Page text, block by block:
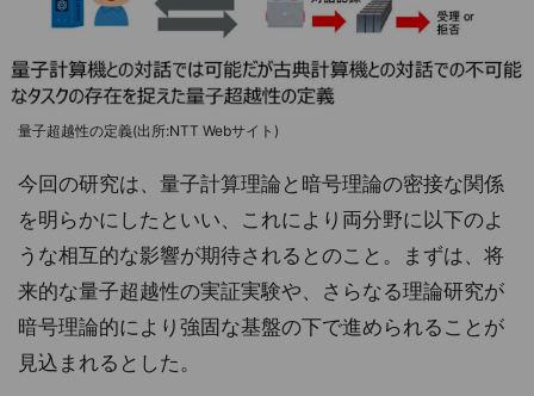
量子超越性の定義(出所:NTT Webサイト)
今回の研究は、量子計算理論と暗号理論の密接な関係
を明らかにしたといい、これにより両分野に以下のよ
うな相互的な影響が期待されるとのこと。まずは、将
来的な量子超越性の実証実験や、さらなる理論研究が
暗号理論的により強固な基盤の下で進められることが
見込まれるとした。